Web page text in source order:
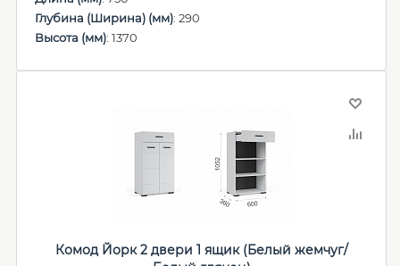
Глубина (Ширина) (мм): 290
Высота (мм): 1370
Комод Йорк 2 двери 1 ящик (Белый жемчуг/